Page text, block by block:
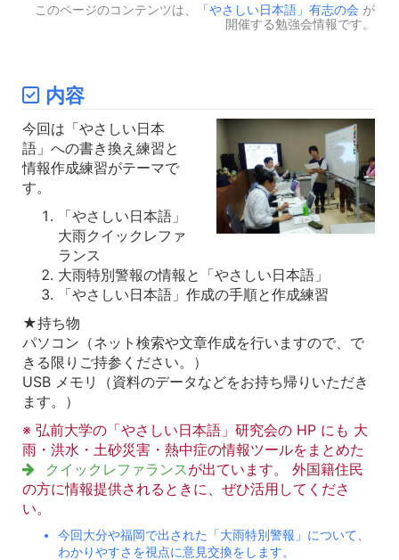
このページのコンテンツは、 「やさしい日本語」有志の会 が
開催する勉強会情報です。
内容
今回は「やさしい日本
語」への書き換え練習と
情報作成練習がテーマで
す。
「やさしい日本語」
大雨クイックレファ
ランス
大雨特別警報の情報と「やさしい日本語」
「やさしい日本語」作成の手順と作成練習
★持ち物
パソコン（ネット検索や文章作成を行いますので、で
きる限りご持参ください。）
USB メモリ（資料のデータなどをお持ち帰りいただき
ます。）
※ 弘前大学の「やさしい日本語」研究会の HP にも 大
雨・洪水・土砂災害・熱中症の情報ツールをまとめた
クイックレファランス が出ています。 外国籍住民
の方に情報提供されるときに、ぜひ活用してくださ
い。
今回大分や福岡で出された「大雨特別警報」について、
わかりやすさを視点に意見交換をします。